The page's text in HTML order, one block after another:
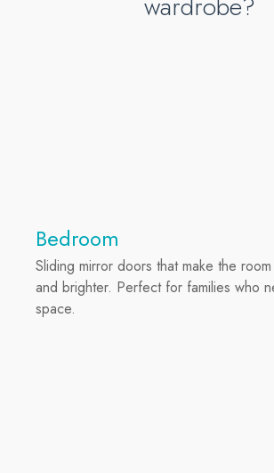
Bedroom
Sliding mirror doors that make the
and brighter. Perfect for families who
space.